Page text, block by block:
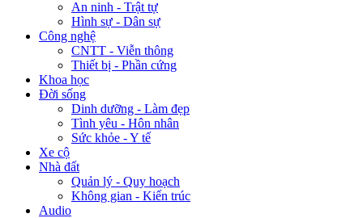
An ninh - Trật tự
Hình sự - Dân sự
Công nghệ
CNTT - Viễn thông
Thiết bị - Phần cứng
Khoa học
Đời sống
Dinh dưỡng - Làm đẹp
Tình yêu - Hôn nhân
Sức khỏe - Y tế
Xe cộ
Nhà đất
Quản lý - Quy hoạch
Không gian - Kiến trúc
Audio